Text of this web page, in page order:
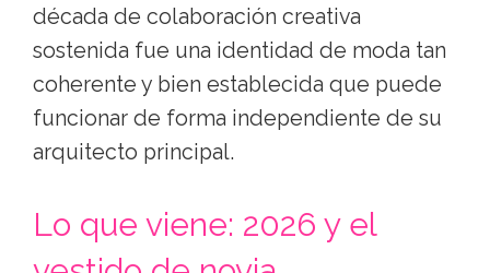
década de colaboración creativa
sostenida fue una identidad de moda tan
coherente y bien establecida que puede
funcionar de forma independiente de su
arquitecto principal.
Lo que viene: 2026 y el